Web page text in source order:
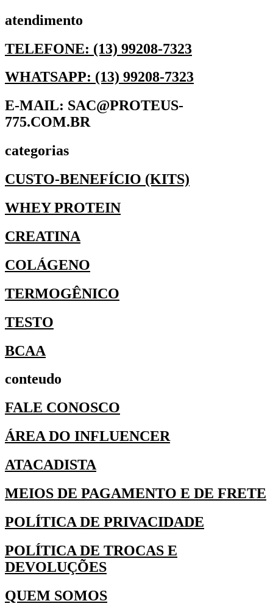
atendimento
TELEFONE: (13) 99208-7323
WHATSAPP: (13) 99208-7323
E-MAIL: SAC@PROTEUS-
775.COM.BR
categorias
CUSTO-BENEFÍCIO (KITS)
WHEY PROTEIN
CREATINA
COLÁGENO
TERMOGÊNICO
TESTO
BCAA
conteudo
FALE CONOSCO
ÁREA DO INFLUENCER
ATACADISTA
MEIOS DE PAGAMENTO E DE FRETE
POLÍTICA DE PRIVACIDADE
POLÍTICA DE TROCAS E
DEVOLUÇÕES
QUEM SOMOS